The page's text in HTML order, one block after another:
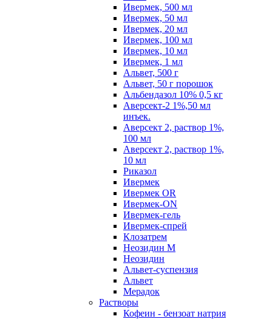
Ивермек, 500 мл
Ивермек, 50 мл
Ивермек, 20 мл
Ивермек, 100 мл
Ивермек, 10 мл
Ивермек, 1 мл
Альвет, 500 г
Альвет, 50 г порошок
Альбендазол 10% 0,5 кг
Аверсект-2 1%,50 мл
инъек.
Аверсект 2, раствор 1%,
100 мл
Аверсект 2, раствор 1%,
10 мл
Риказол
Ивермек
Ивермек OR
Ивермек-ON
Ивермек-гель
Ивермек-спрей
Клозатрем
Неозидин М
Неозидин
Альвет-суспензия
Альвет
Мерадок
Растворы
Кофеин - бензоат натрия